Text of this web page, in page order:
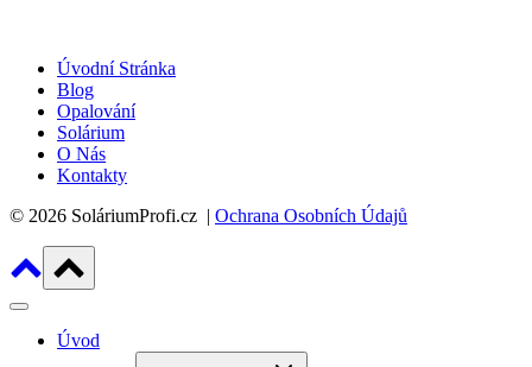
Úvodní Stránka
Blog
Opalování
Solárium
O Nás
Kontakty
© 2026 SoláriumProfi.cz | Ochrana Osobních Údajů
Úvod